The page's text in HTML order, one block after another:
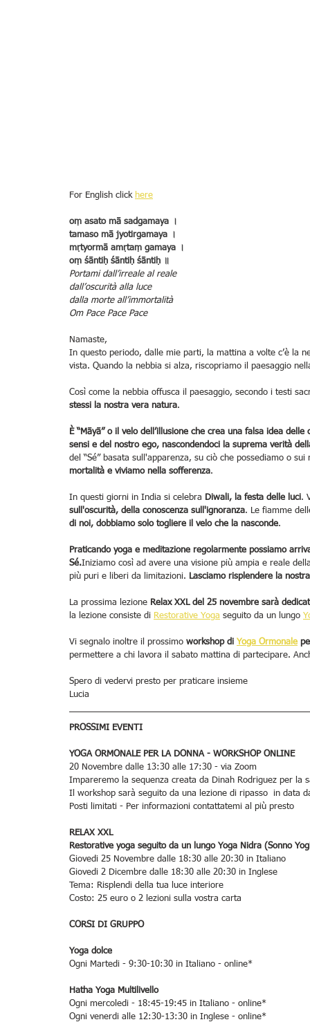
For English click here
oṃ asato mā sadgamaya ।
tamaso mā jyotirgamaya ।
mṛtyormā amṛtaṃ gamaya ।
oṃ śāntiḥ śāntiḥ śāntiḥ ॥
Portami dall’irreale al reale
dall’oscurità alla luce
dalla morte all’immortalità
Om Pace Pace Pace
Namaste,
In questo periodo, dalle mie parti, la mattina a volte c’è la
vista. Quando la nebbia si alza, riscopriamo il paesaggio
Così come la nebbia offusca il paesaggio, secondo i testi
stessi la nostra vera natura.
È “Māyā” o il velo dell’illusione che crea una falsa idea
sensi e del nostro ego, nascondendoci la suprema verità
del “Sé” basata sull'apparenza, su ciò che possediamo o
mortalità e viviamo nella sofferenza.
In questi giorni in India si celebra Diwali, la festa delle luci.
sull'oscurità, della conoscenza sull'ignoranza. Le fiamme
di noi, dobbiamo solo togliere il velo che la nasconde.
Praticando yoga e meditazione regolarmente possiamo
Sé.Iniziamo così ad avere una visione più ampia e reale
più puri e liberi da limitazioni. Lasciamo risplendere la
La prossima lezione Relax XXL del 25 novembre sarà
la lezione consiste di Restorative Yoga seguito da un lungo
Vi segnalo inoltre il prossimo workshop di Yoga Ormonale
permettere a chi lavora il sabato mattina di partecipare.
Spero di vedervi presto per praticare insieme
Lucia
PROSSIMI EVENTI
YOGA ORMONALE PER LA DONNA - WORKSHOP ONLINE
20 Novembre dalle 13:30 alle 17:30 - via Zoom
Impareremo la sequenza creata da Dinah Rodriguez per
Il workshop sarà seguito da una lezione di ripasso  in data
Posti limitati - Per informazioni contattatemi al più presto
RELAX XXL
Restorative yoga seguito da un lungo Yoga Nidra (Sonno
Giovedi 25 Novembre dalle 18:30 alle 20:30 in Italiano
Giovedi 2 Dicembre dalle 18:30 alle 20:30 in Inglese
Tema: Risplendi della tua luce interiore
Costo: 25 euro o 2 lezioni sulla vostra carta
CORSI DI GRUPPO
Yoga dolce
Ogni Martedi - 9:30-10:30 in Italiano - online*
Hatha Yoga Multilivello
Ogni mercoledi - 18:45-19:45 in Italiano - online*
Ogni venerdi alle 12:30-13:30 in Inglese - online*